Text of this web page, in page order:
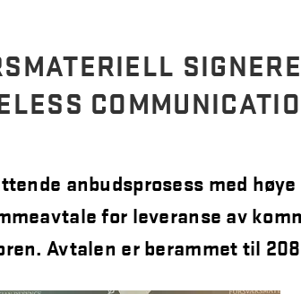
anbudsprosess med
for leveranse av
Avtalen er berammet til